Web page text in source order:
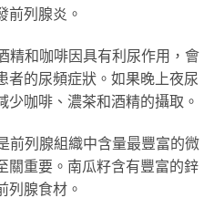
前列腺炎。
精和咖啡因具有利尿作用，會
者的尿頻症狀。如果晚上夜尿
少咖啡、濃茶和酒精的攝取。
前列腺組織中含量最豐富的微
關重要。南瓜籽含有豐富的鋅
列腺食材。